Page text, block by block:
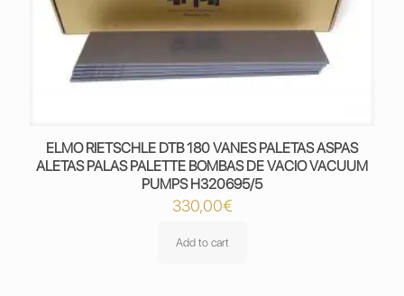
ELMO RIETSCHLE DTB 180 VANES PALETAS ASPAS
ALETAS PALAS PALETTE BOMBAS DE VACIO VACUUM
PUMPS H320695/5
330,00€
Add to cart